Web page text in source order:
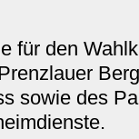
für den
sowie des